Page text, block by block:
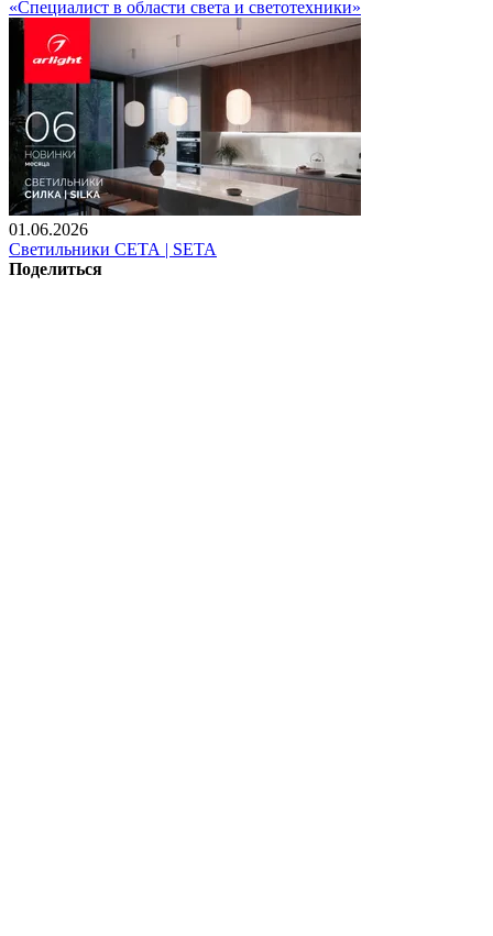
«Специалист в области света и светотехники»
01.06.2026
Светильники СЕТА | SETA
Поделиться